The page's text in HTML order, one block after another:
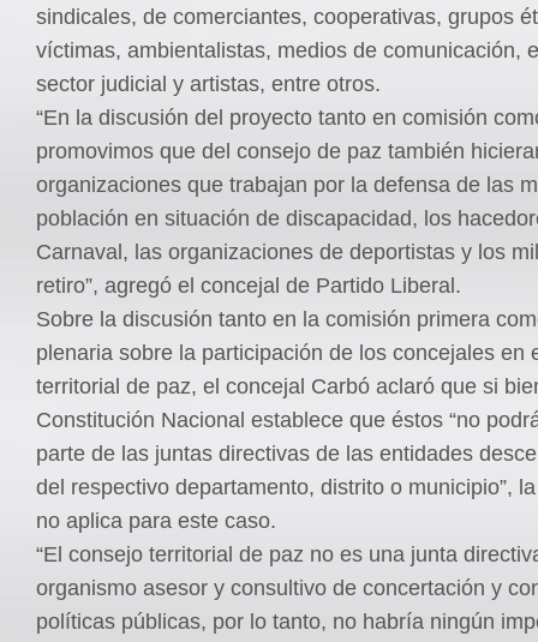
sindicales, de comerciantes, cooperativas, grupos
víctimas, ambientalistas, medios de comunicación,
sector judicial y artistas, entre otros.
“En la discusión del proyecto tanto en comisión
promovimos que del consejo de paz también
organizaciones que trabajan por la defensa de las
población en situación de discapacidad, los
Carnaval, las organizaciones de deportistas y los
retiro”, agregó el concejal de Partido Liberal.
Sobre la discusión tanto en la comisión primera
plenaria sobre la participación de los concejales en
territorial de paz, el concejal Carbó aclaró que si
Constitución Nacional establece que éstos “no
parte de las juntas directivas de las entidades
del respectivo departamento, distrito o municipio”,
no aplica para este caso.
“El consejo territorial de paz no es una junta
organismo asesor y consultivo de concertación y
políticas públicas, por lo tanto, no habría ningún